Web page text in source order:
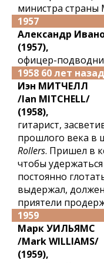
министра
1957
Александр
(1957),
офицер-
1958 60 лет назад
Иэн МИТЧЕЛЛ
/Ian MITCHELL/
(1958),
гитарист,
прошлого века в
Rollers. Пришел в
чтобы
постоянно
выдержал, должен
приятели
1959
Марк УИЛЬЯМС
/Mark WILLIAMS/
(1959),